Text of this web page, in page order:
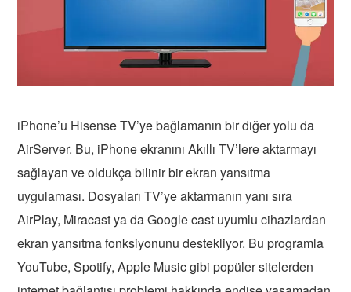
iPhone’u Hisense TV’ye bağlamanın bir diğer yolu da
AirServer. Bu, iPhone ekranını Akıllı TV’lere aktarmayı
sağlayan ve oldukça bilinir bir ekran yansıtma
uygulaması. Dosyaları TV’ye aktarmanın yanı sıra
AirPlay, Miracast ya da Google cast uyumlu cihazlardan
ekran yansıtma fonksiyonunu destekliyor. Bu programla
YouTube, Spotify, Apple Music gibi popüler sitelerden